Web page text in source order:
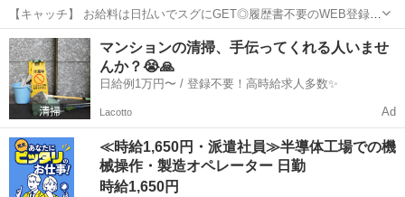
【キャッチ】 お給料は日払いでスグにGET◎履歴書不要のWEB登録
OK！「自動車ドアロック部品の組立/ラベル貼り」高時給1182円！山
梨県韮崎市周辺！20代～40代のスタッフが多数活躍中★ 【コメント】
＼大手人材派遣会社...
山梨 韮崎市
マンションの清掃、手伝ってくれる人いませ
んか？😭🙏
日給例1万円〜 / 登録不要！高時給求人多数✨
Lacotto Ad
≪時給1,650円・派遣社員≫半導体工場での機
械操作・製造オペレーター 日勤
時給1,650円